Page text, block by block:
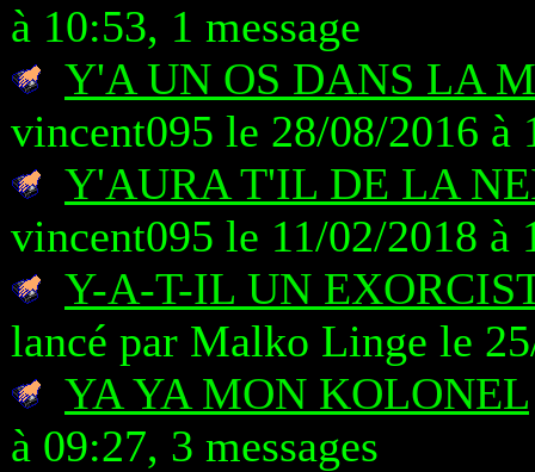
à 10:53, 1 message
Y'A UN OS DANS LA
vincent095 le 28/08/2016 à
Y'AURA T'IL DE LA
vincent095 le 11/02/2018 à
Y-A-T-IL UN
lancé par Malko Linge le
YA YA MON KOLONEL
à 09:27, 3 messages